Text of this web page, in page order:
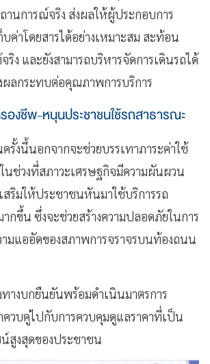
านการณ์จริง ส่งผลให้ผู้ประกอบการ
ค่าโดยสารได้อย่างเหมาะสม สะท้อน
ง และยังสามารถบริหารจัดการเดินรถได้
ผลกระทบต่อคุณภาพการบริการ
องชีพ-หนุนประชาชนใช้รถสาธารณะ
รั้งนี้นอกจากจะช่วยบรรเทาภาระค่าใช้
นช่วงที่สภาวะเศรษฐกิจมีความผันผวน
สริมให้ประชาชนหันมาใช้บริการรถ
กขึ้น ซึ่งจะช่วยสร้างความปลอดภัยในการ
มแออัดของสภาพการจราจรบนท้องถนน
างบกยืนยันพร้อมดำเนินมาตรการ
ควบคู่ไปกับการควบคุมดูแลราคาที่เป็น
สูงสุดของประชาชน